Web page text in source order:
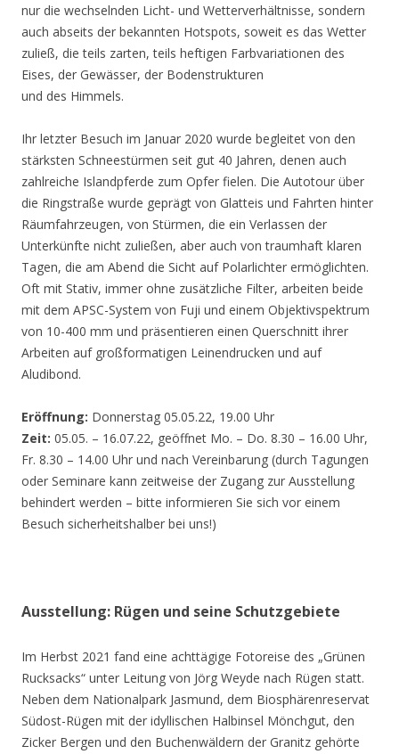
nur die wechselnden Licht- und Wetterverhältnisse, sondern
auch abseits der bekannten Hotspots, soweit es das Wetter
zuließ, die teils zarten, teils heftigen Farbvariationen des
Eises, der Gewässer, der Bodenstrukturen
und des Himmels.
Ihr letzter Besuch im Januar 2020 wurde begleitet von den
stärksten Schneestürmen seit gut 40 Jahren, denen auch
zahlreiche Islandpferde zum Opfer fielen. Die Autotour über
die Ringstraße wurde geprägt von Glatteis und Fahrten hinter
Räumfahrzeugen, von Stürmen, die ein Verlassen der
Unterkünfte nicht zuließen, aber auch von traumhaft klaren
Tagen, die am Abend die Sicht auf Polarlichter ermöglichten.
Oft mit Stativ, immer ohne zusätzliche Filter, arbeiten beide
mit dem APSC-System von Fuji und einem Objektivspektrum
von 10-400 mm und präsentieren einen Querschnitt ihrer
Arbeiten auf großformatigen Leinendrucken und auf
Aludibond.
Eröffnung: Donnerstag 05.05.22, 19.00 Uhr
Zeit: 05.05. – 16.07.22, geöffnet Mo. – Do. 8.30 – 16.00 Uhr,
Fr. 8.30 – 14.00 Uhr und nach Vereinbarung (durch Tagungen
oder Seminare kann zeitweise der Zugang zur Ausstellung
behindert werden – bitte informieren Sie sich vor einem
Besuch sicherheitshalber bei uns!)
Ausstellung: Rügen und seine Schutzgebiete
Im Herbst 2021 fand eine achttägige Fotoreise des „Grünen
Rucksacks“ unter Leitung von Jörg Weyde nach Rügen statt.
Neben dem Nationalpark Jasmund, dem Biosphärenreservat
Südost-Rügen mit der idyllischen Halbinsel Mönchgut, den
Zicker Bergen und den Buchenwäldern der Granitz gehörte